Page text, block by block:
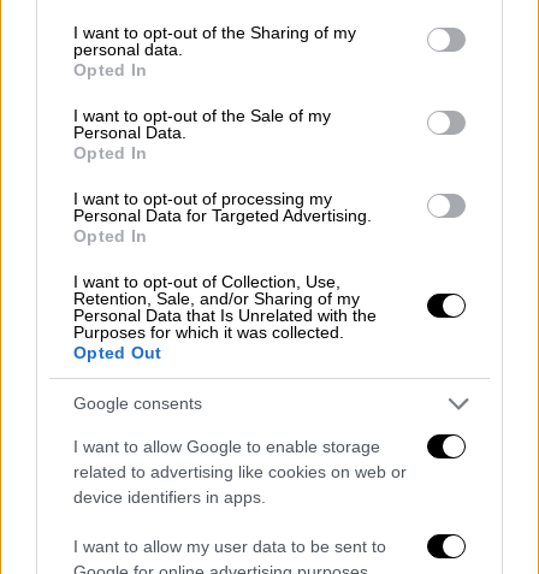
not limited to your visit or usage behaviour. You may click to
grant or deny consent to Google and its third-party tags to
use your data for below specified purposes in below Google
consent section.
I want to opt-out of the Sharing of my
personal data.
Opted In
I want to opt-out of the Sale of my
Personal Data.
Opted In
I want to opt-out of processing my
Personal Data for Targeted Advertising.
Opted In
I want to opt-out of Collection, Use,
Retention, Sale, and/or Sharing of my
Personal Data that Is Unrelated with the
Purposes for which it was collected.
Opted Out
Google consents
I want to allow Google to enable storage
related to advertising like cookies on web or
device identifiers in apps.
I want to allow my user data to be sent to
Σύγκρουση μεταξύ δύο οχημάτων
στην δεξιά λωρίδα κυκλοφορίας
Ελευσίνα. Αναμένονται
καθυστερήσεις.
— Attiki Odos Traffic (@aodostraffic)
May 14, 2023
ΟΛΕΣ ΟΙ ΕΙΔΗΣΕΙΣ:
Γιατί ο Μητσοτάκης κλείνει την
συζήτηση για συνεργασία με το ΠΑΣΟΚ:
Τα τρία μηνύματα της σημερινής
συνέντευξης
Εκλογές στην Τουρκία: Guvenc,
Μούδουρος και Τριανταφύλλου για την
επόμενη μέρα - Τι θα κάνει ο Ερντογάν
αν χάσει